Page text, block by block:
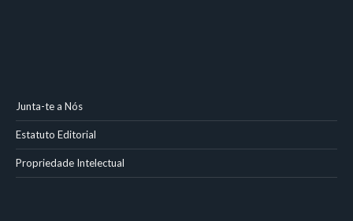
Junta-te a Nós
Estatuto Editorial
Propriedade Intelectual